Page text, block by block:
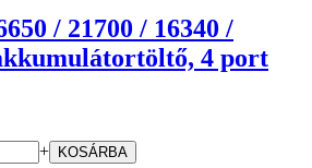
/ 21700 / 16340 /
4 port
+